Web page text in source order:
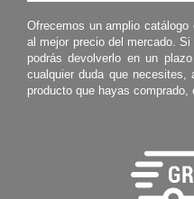
Ofrecemos un amplio
al mejor precio del mercado.
podrás devolverlo en un
cualquier duda que necesites,
producto que hayas